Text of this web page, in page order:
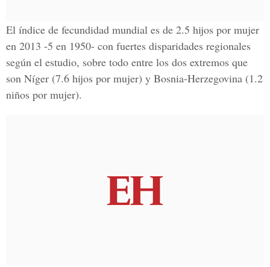
El índice de fecundidad mundial es de 2.5 hijos por mujer
en 2013 -5 en 1950- con fuertes disparidades regionales
según el estudio, sobre todo entre los dos extremos que
son Níger (7.6 hijos por mujer) y Bosnia-Herzegovina (1.2
niños por mujer).